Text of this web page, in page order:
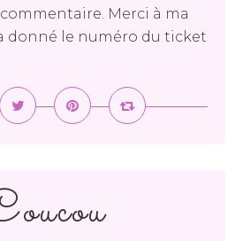
commentaire. Merci à ma
donné le numéro du ticket